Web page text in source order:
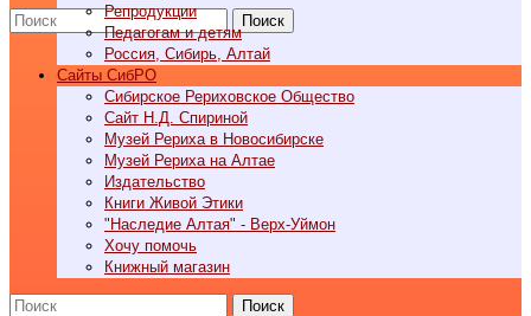
Поиск
Репродукции
Педагогам и детям
Россия, Сибирь, Алтай
Cайты СибРО
Сибирское Рериховское Общество
Сайт Н.Д. Спириной
Музей Рериха в Новосибирске
Музей Рериха на Алтае
Издательство
Книги Живой Этики
"Наследие Алтая" - Верх-Уймон
Хочу помочь
Книжный магазин
Поиск